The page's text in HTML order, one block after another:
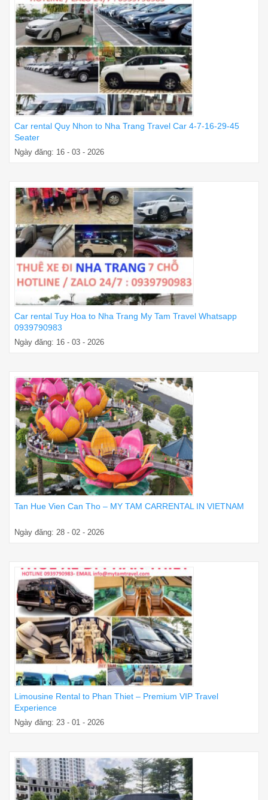
Car rental Quy Nhon to Nha Trang Travel Car 4-7-16-29-45
Seater
Ngày đăng: 16 - 03 - 2026
Car rental Tuy Hoa to Nha Trang My Tam Travel Whatsapp
0939790983
Ngày đăng: 16 - 03 - 2026
Tan Hue Vien Can Tho – MY TAM CARRENTAL IN VIETNAM
Ngày đăng: 28 - 02 - 2026
Limousine Rental to Phan Thiet – Premium VIP Travel
Experience
Ngày đăng: 23 - 01 - 2026